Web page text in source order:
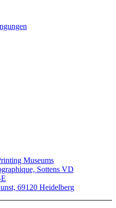
Museums
Sottens VD
69120 Heidelberg